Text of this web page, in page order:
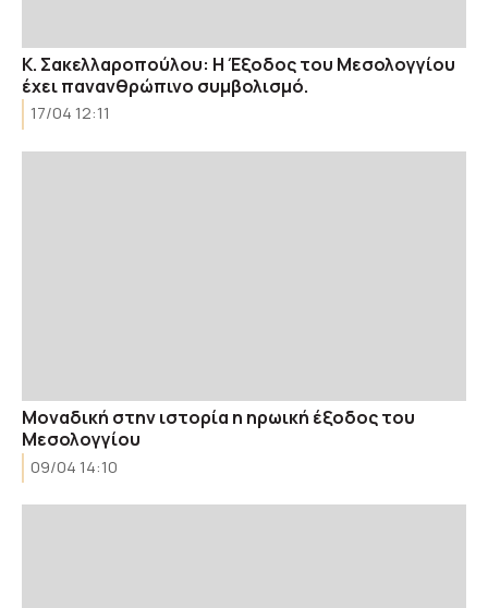
Κ. Σακελλαροπούλου: Η Έξοδος του Μεσολογγίου
έχει πανανθρώπινο συμβολισμό.
17/04 12:11
Μοναδική στην ιστορία η ηρωική έξοδος του
Μεσολογγίου
09/04 14:10